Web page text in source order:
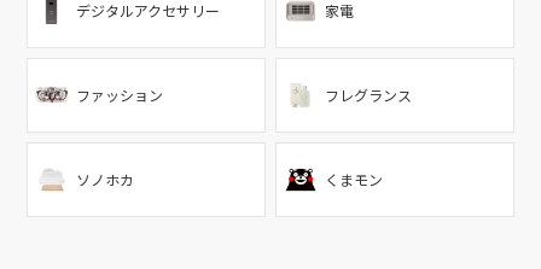
デジタルアクセサリー 家電
ファッション フレグランス
ソノホカ くまモン